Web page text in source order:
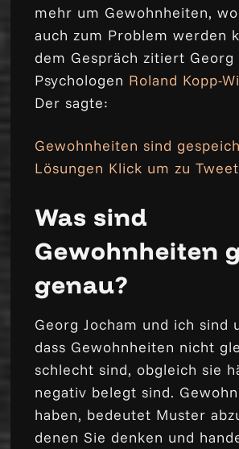
mehr um Gewohnheiten,
auch zum Problem werden
dem Gespräch zitiert Georg
Psychologen Roland Kopp-
Der sagte:
Gewohnheiten sind
Lösungen Klick um zu
Was sind
Gewohnheiten
genau?
Georg Jocham und ich sind
dass Gewohnheiten nicht
schlecht sind, obgleich sie
negativ belegt sind.
haben, bedeutet Muster
denen Sie denken und